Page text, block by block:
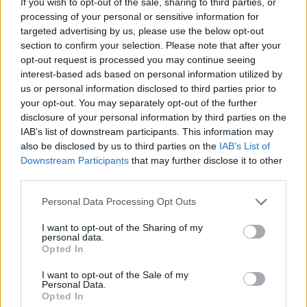
processing of your personal or sensitive information for
targeted advertising by us, please use the below opt-out
section to confirm your selection. Please note that after your
opt-out request is processed you may continue seeing
interest-based ads based on personal information utilized by
us or personal information disclosed to third parties prior to
your opt-out. You may separately opt-out of the further
disclosure of your personal information by third parties on the
IAB’s list of downstream participants. This information may
also be disclosed by us to third parties on the IAB’s List of
Downstream Participants that may further disclose it to other
Please note that this website/app uses one or more Google
not limited to your visit or usage behaviour. You may click to
grant or deny consent to Google and its third-party tags to
use your data for below specified purposes in below Google
consent section.
Personal Data Processing Opt Outs
I want to opt-out of the Sharing of my
personal data.
Opted In
I want to opt-out of the Sale of my
Personal Data.
Opted In
a...
Szolnok